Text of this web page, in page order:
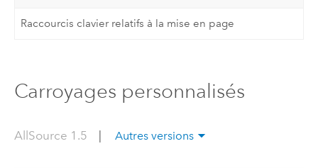
Raccourcis clavier relatifs à la mise en page
Carroyages personnalisés
AllSource 1.5 Autres versions